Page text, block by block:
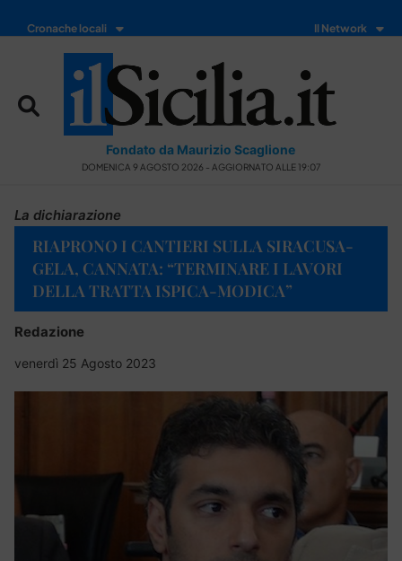
Cronache locali Il Network
Fondato da Maurizio Scaglione
DOMENICA 9 AGOSTO 2026 - AGGIORNATO ALLE 19:07
La dichiarazione
RIAPRONO I CANTIERI SULLA SIRACUSA-
GELA, CANNATA: “TERMINARE I LAVORI
DELLA TRATTA ISPICA-MODICA”
Redazione
venerdì 25 Agosto 2023